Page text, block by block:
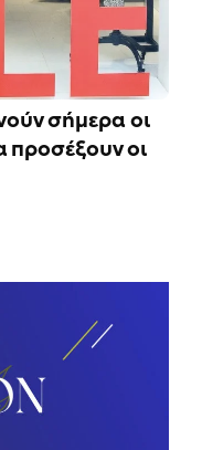
σήμερα οι
προσέξουν οι